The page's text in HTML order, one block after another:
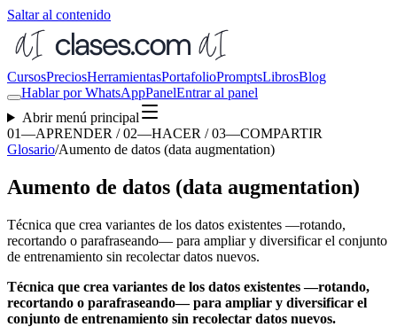
Saltar al contenido
CursosPreciosHerramientasPortafolioPromptsLibrosBlog
Hablar por WhatsAppPanelEntrar al panel
Abrir menú principal
01—APRENDER / 02—HACER / 03—COMPARTIR
Glosario/Aumento de datos (data augmentation)
Aumento de datos (data augmentation)
Técnica que crea variantes de los datos existentes —rotando,
recortando o parafraseando— para ampliar y diversificar el conjunto
de entrenamiento sin recolectar datos nuevos.
Técnica que crea variantes de los datos existentes —rotando,
recortando o parafraseando— para ampliar y diversificar el
conjunto de entrenamiento sin recolectar datos nuevos.